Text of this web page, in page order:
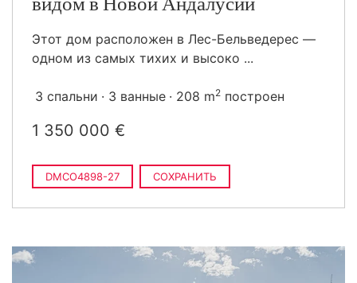
видом в Новой Андалусии
Этот дом расположен в Лес-Бельведерес —
одном из самых тихих и высоко ...
3 спальни 3 ванные 208 m2 построен
1 350 000 €
DMCO4898-27 СОХРАНИТЬ